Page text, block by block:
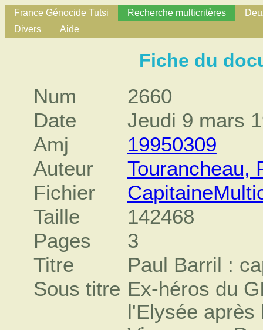
France Génocide Tutsi Recherche multicritères
Divers
Aide
Fiche du
Num
2660
Date
Jeudi 9 mars
Amj
19950309
Auteur
Tourancheau,
Fichier
Taille
142468
Pages
3
Titre
Paul Barril :
Sous titre Ex-héros du
l'Elysée après